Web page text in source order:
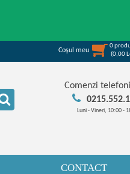
Coşul meu
0
(0,00
Comenzi
Luni - Vineri, 10:00 -
CONTACT